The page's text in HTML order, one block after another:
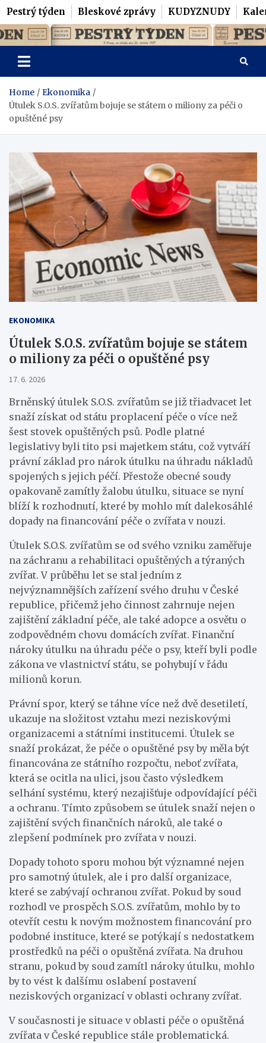
Pestrý týden Bleskové zprávy KUDYZNUDY
Skip
to
content
Pestrý Týden
Home
Ekonomika
Útulek S.O.S. zvířatům bojuje se státem o miliony za péči o
opuštěné psy
EKONOMIKA
Útulek S.O.S. zvířatům bojuje se státem
o miliony za péči o opuštěné psy
17. 6. 2026
Brněnský útulek S.O.S. zvířatům se již třiadvacet let
snaží získat od státu proplacení péče o více než
šest stovek opuštěných psů. Podle platné
legislativy byli tito psi majetkem státu, což vytváří
právní základ pro nárok útulku na úhradu nákladů
spojených s jejich péčí. Přestože obecné soudy
opakovaně zamítly žalobu útulku, situace se nyní
blíží k rozhodnutí, které by mohlo mít dalekosáhlé
dopady na financování péče o zvířata v nouzi.
Útulek S.O.S. zvířatům se od svého vzniku zaměřuje
na záchranu a rehabilitaci opuštěných a týraných
zvířat. V průběhu let se stal jedním z
nejvýznamnějších zařízení svého druhu v České
republice, přičemž jeho činnost zahrnuje nejen
zajištění základní péče, ale také adopce a osvětu o
zodpovědném chovu domácích zvířat. Finanční
nároky útulku na úhradu péče o psy, kteří byli podle
zákona ve vlastnictví státu, se pohybují v řádu
milionů korun.
Právní spor, který se táhne více než dvě desetiletí,
ukazuje na složitost vztahu mezi neziskovými
organizacemi a státními institucemi. Útulek se
snaží prokázat, že péče o opuštěné psy by měla být
financována ze státního rozpočtu, neboť zvířata,
která se ocitla na ulici, jsou často výsledkem
selhání systému, který nezajišťuje odpovídající péči
a ochranu. Tímto způsobem se útulek snaží nejen o
zajištění svých finančních nároků, ale také o
zlepšení podmínek pro zvířata v nouzi.
Dopady tohoto sporu mohou být významné nejen
pro samotný útulek, ale i pro další organizace,
které se zabývají ochranou zvířat. Pokud by soud
rozhodl ve prospěch S.O.S. zvířatům, mohlo by to
otevřít cestu k novým možnostem financování pro
podobné instituce, které se potýkají s nedostatkem
prostředků na péči o opuštěná zvířata. Na druhou
stranu, pokud by soud zamítl nároky útulku, mohlo
by to vést k dalšímu oslabení postavení
neziskových organizací v oblasti ochrany zvířat.
V současnosti je situace v oblasti péče o opuštěná
zvířata v České republice stále problematická.